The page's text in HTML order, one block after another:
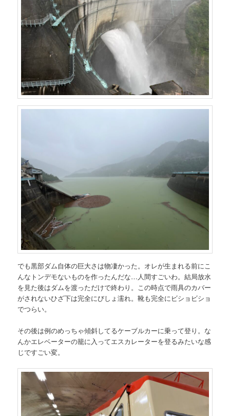
でも黒部ダム自体の巨大さは物凄かった。オレが生まれる前にこ
んなトンデモないものを作ったんだな…人間すごいわ。結局放水
を見た後はダムを渡っただけで終わり。この時点で雨具のカバー
がされないひざ下は完全にびしょ濡れ。靴も完全にビショビショ
でつらい。
その後は例のめっちゃ傾斜してるケーブルカーに乗って登り。な
んかエレベーターの籠に入ってエスカレーターを登るみたいな感
じですごい変。